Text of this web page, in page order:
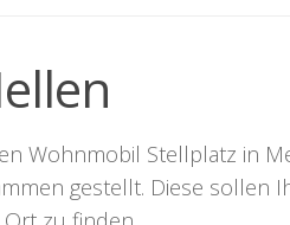
Wohnmobil Stellplatz in
gestellt. Diese sollen